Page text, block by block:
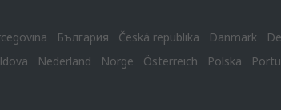
България Česká republika Danmark
Nederland Norge Österreich Polska